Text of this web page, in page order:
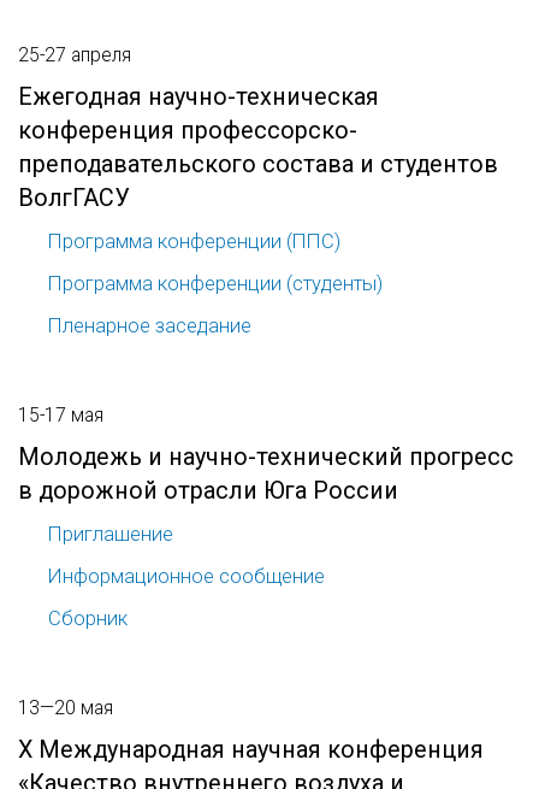
25-27 апреля
Ежегодная научно-техническая
конференция профессорско-
преподавательского состава и студентов
ВолгГАСУ
Программа конференции (ППС)
Программа конференции (студенты)
Пленарное заседание
15-17 мая
Молодежь и научно-технический прогресс
в дорожной отрасли Юга России
Приглашение
Информационное сообщение
Сборник
13—20 мая
X Международная научная конференция